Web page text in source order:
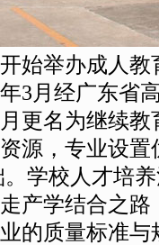
始举办成人
3月经广东省
更名为继续
源，专业设
。学校人才培
产学结合之
的质量标准